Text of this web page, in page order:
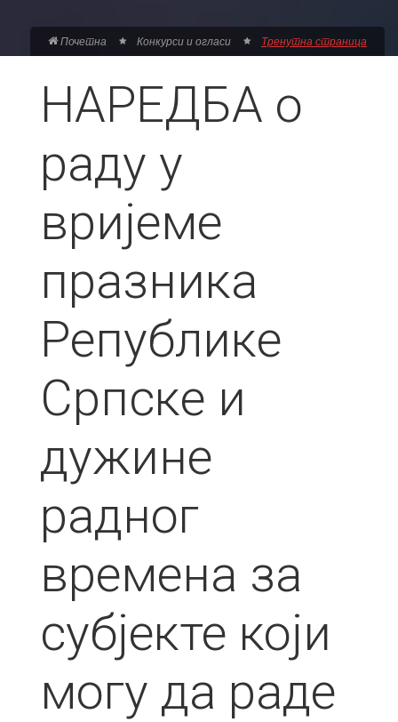
Почетна Конкурси и огласи Тренутна страница
НАРЕДБА о
раду у
вријеме
празника
Републике
Српске и
дужине
радног
времена за
субјекте који
могу да раде